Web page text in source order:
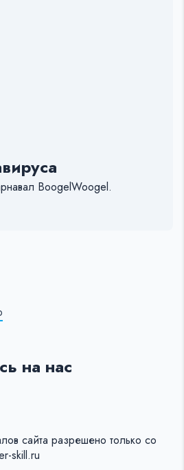
BoogelWoogel.
на нас
сайта разрешено только со
skill.ru